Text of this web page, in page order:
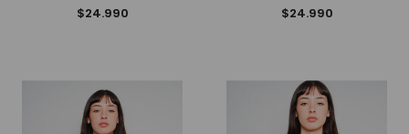
$24.990 $24.990